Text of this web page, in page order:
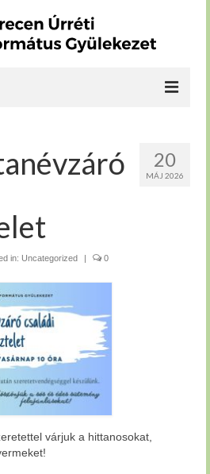
20
MÁJ 2026
in: Uncategorized | 0
várjuk a hittanosokat,